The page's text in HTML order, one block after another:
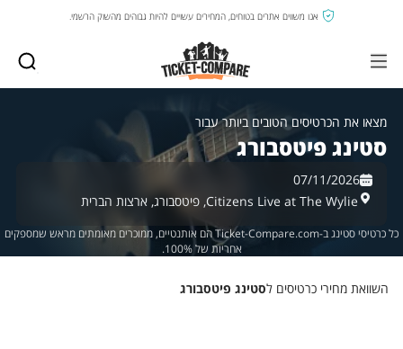
אנו משווים אתרים בטוחים, המחירים עשויים להיות גבוהים מהשוק הרשמי.
מצאו את הכרטיסים הטובים ביותר עבור
סטינג פיטסבורג
07/11/2026
Citizens Live at The Wylie, פיטסבורג, ארצות הברית
כל כרטיסי סטינג ב-Ticket-Compare.com הם אותנטיים, ממוכרים מאומתים מראש שמספקים
אחריות של 100%.
השוואת מחירי כרטיסים לסטינג פיטסבורג